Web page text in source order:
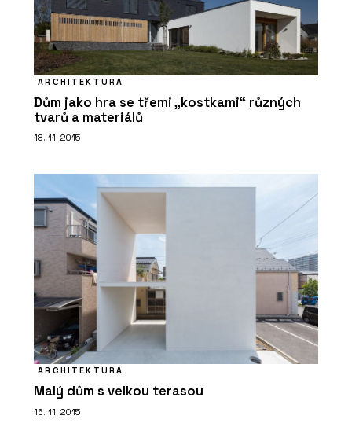
ARCHITEKTURA
Dům jako hra se třemi „kostkami“ různých
tvarů a materiálů
18. 11. 2015
ARCHITEKTURA
Malý dům s velkou terasou
16. 11. 2015